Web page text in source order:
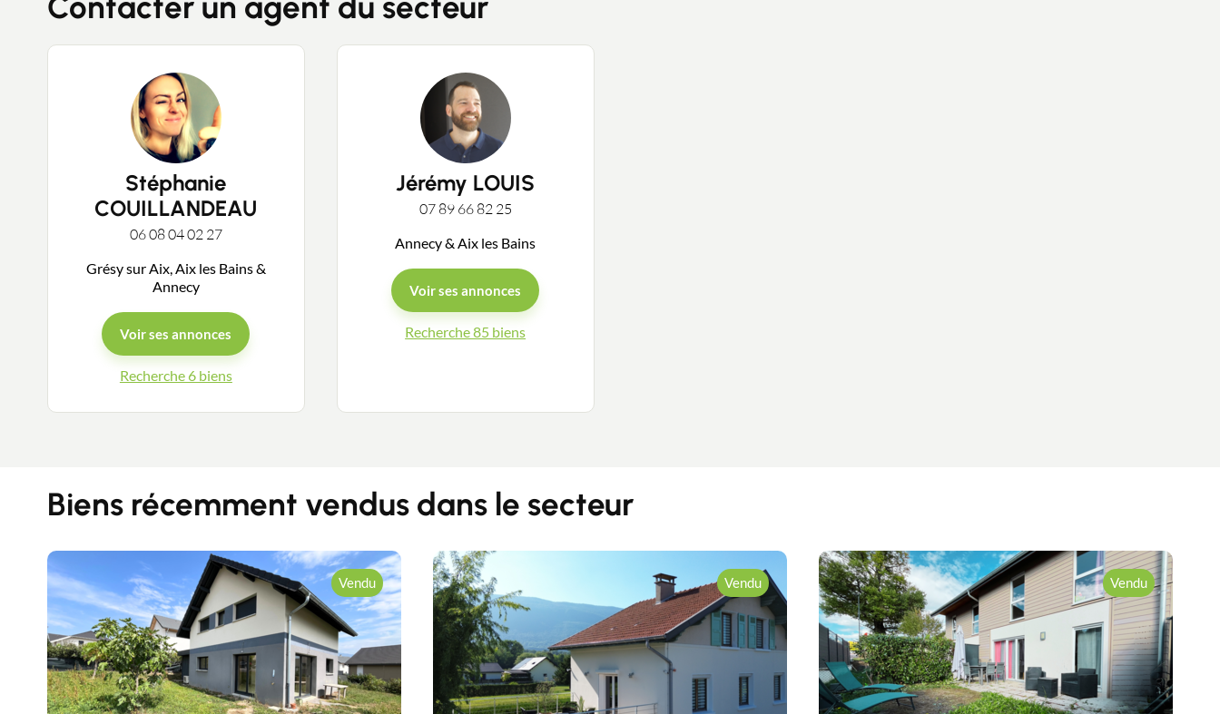
Contacter un agent du secteur
Stéphanie
COUILLANDEAU
06 08 04 02 27
Grésy sur Aix, Aix les Bains &
Annecy
Voir ses annonces
Recherche 6 biens
Jérémy LOUIS
07 89 66 82 25
Annecy & Aix les Bains
Voir ses annonces
Recherche 85 biens
Biens récemment vendus dans le secteur
Vendu Vendu Vendu